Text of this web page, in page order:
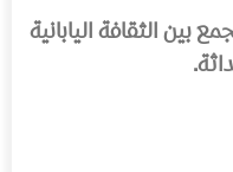
بين الثقافة اليابانية